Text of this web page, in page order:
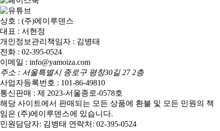
상호 : (주)에이루덴스
대표 : 서현정
개인정보관리책임자 : 김병태
전화 : 02-395-0524
이메일 : info@yamoiza.com
주소 : 서울특별시 종로구 평창30길 27 2층
사업자등록번호 : 101-86-49810
통신판매 : 제 2023-서울종로-0578호
해당 사이트에서 판매되는 모든 상품에 환불 및 모든 민원의 책
임은 (주)에이루덴스에 있습니다.
민원담당자: 김병태 연락처: 02-395-0524